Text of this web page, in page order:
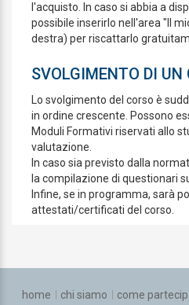
l'acquisto. In caso si abbia a
possibile inserirlo nell'area "Il
destra) per riscattarlo
SVOLGIMENTO DI UN
Lo svolgimento del corso è
in ordine crescente. Possono
Moduli Formativi riservati allo
valutazione.
In caso sia previsto dalla
la compilazione di questionari
Infine, se in programma, sarà
attestati/certificati del corso.
home chi siamo come